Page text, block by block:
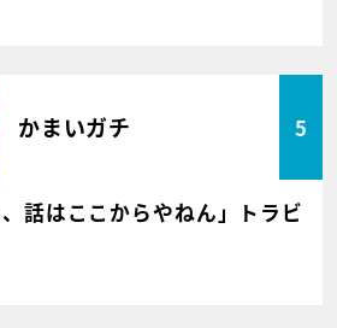
かまいガチ 5
話はここからやねん」トラビ